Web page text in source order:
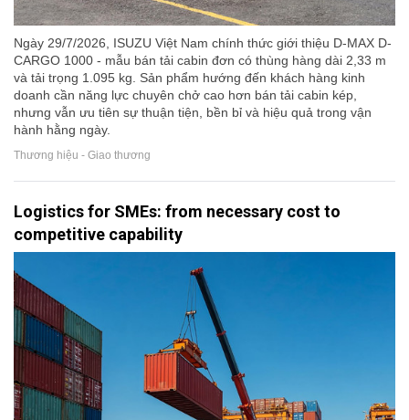
Ngày 29/7/2026, ISUZU Việt Nam chính thức giới thiệu D-MAX D-
CARGO 1000 - mẫu bán tải cabin đơn có thùng hàng dài 2,33 m
và tải trọng 1.095 kg. Sản phẩm hướng đến khách hàng kinh
doanh cần năng lực chuyên chở cao hơn bán tải cabin kép,
nhưng vẫn ưu tiên sự thuận tiện, bền bỉ và hiệu quả trong vận
hành hằng ngày.
Thương hiệu - Giao thương
Logistics for SMEs: from necessary cost to
competitive capability